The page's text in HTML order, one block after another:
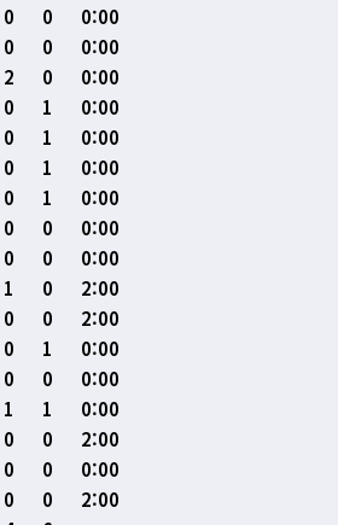
0 0
0:00
0 0
0:00
2 0
0:00
0 1
0:00
0 1
0:00
0 1
0:00
0 1
0:00
0 0
0:00
0 0
0:00
1 0
2:00
0 0
2:00
0 1
0:00
0 0
0:00
1 1
0:00
0 0
2:00
0 0
0:00
0 0
2:00